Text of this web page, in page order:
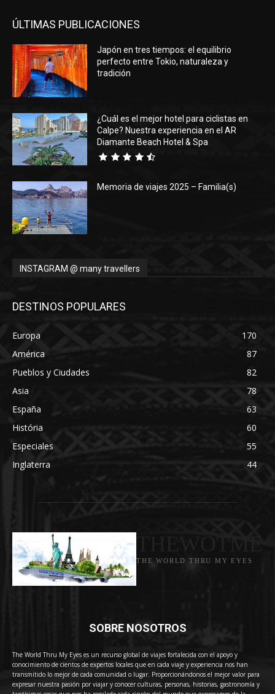
ÚLTIMAS PUBLICACIONES
Japón en tres tiempos: el equilibrio
perfecto entre Tokio, naturaleza y
tradición
¿Cuál es el mejor hotel para ciclistas en
Calpe? Nuestra experiencia en el AR
Diamante Beach Hotel & Spa
Memoria de viajes 2025 – Familia(s)
INSTAGRAM @ many travellers
DESTINOS POPULARES
Europa
170
América
87
Pueblos y Ciudades
82
Asia
78
España
63
História
60
Especiales
55
Inglaterra
44
THE WORLD THRU MY EYES
SOBRE NOSOTROS
The World Thru My Eyes es un recurso global de viajes fortalecida con el apoyo y
conocimiento de cientos de expertos locales que en cada viaje y experiencia nos han
transmitido lo mejor de cada comunidad o lugar. Proporcionándonos el mejor valor para
expresar nuestra pasión por viajar y conocer culturas, personas, historias, gastronomía y